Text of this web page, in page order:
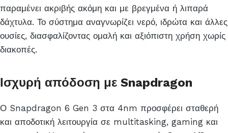
παραμένει ακριβής ακόμη και με βρεγμένα ή λιπαρά
δάχτυλα. Το σύστημα αναγνωρίζει νερό, ιδρώτα και άλλες
ουσίες, διασφαλίζοντας ομαλή και αξιόπιστη χρήση χωρίς
διακοπές.
Ισχυρή απόδοση με Snapdragon
Ο Snapdragon 6 Gen 3 στα 4nm προσφέρει σταθερή
και αποδοτική λειτουργία σε multitasking, gaming και